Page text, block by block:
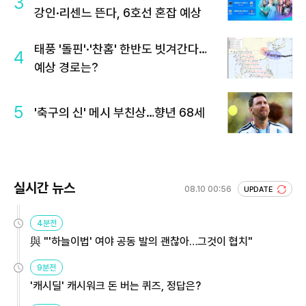
강인·리센느 뜬다, 6호선 혼잡 예상
4
태풍 '돌핀'·'찬홈' 한반도 빗겨간다…
예상 경로는?
5 '축구의 신' 메시 부친상…향년 68세
실시간 뉴스 08.10 00:56 UPDATE
4분전
與 "'하늘이법' 여야 공동 발의 괜찮아…그것이 협치"
9분전
'캐시딜' 캐시워크 돈 버는 퀴즈, 정답은?